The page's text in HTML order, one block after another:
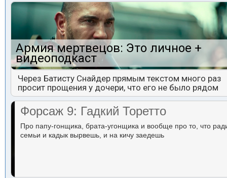
Армия мертвецов: Это личное +
видеоподкаст
Через Батисту Снайдер прямым текстом много раз
просит прощения у дочери, что его не было рядом
Форсаж 9: Гадкий Торетто
Про папу-гонщика, брата-угонщика и вообще про то, что
семьи и кадык вырвешь, и на кичу заедешь